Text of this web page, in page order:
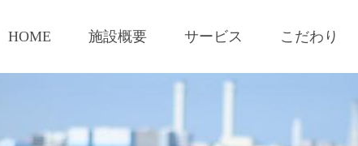
HOME 施設概要 サービス こだわり